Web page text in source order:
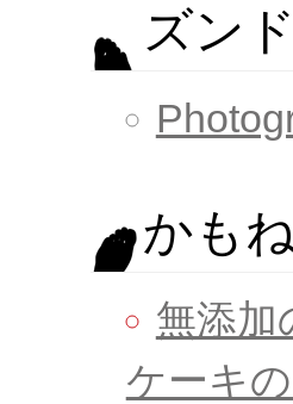
ズン
かも
無添加
ケーキ